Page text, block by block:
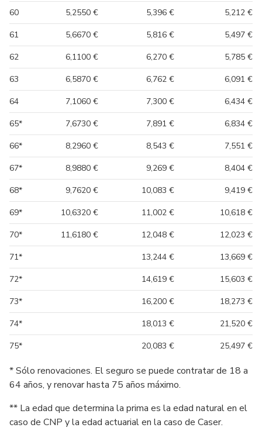
60 5,2550 € 5,396 €
5,212 €
61
5,6670 € 5,816 €
5,497 €
62
6,1100 € 6,270 €
5,785 €
63
6,5870 € 6,762 €
6,091 €
64
7,1060 € 7,300 €
6,434 €
65*
7,6730 € 7,891 €
6,834 €
66*
8,2960 € 8,543 €
7,551 €
67*
8,9880 € 9,269 €
8,404 €
68*
9,7620 € 10,083 €
9,419 €
69*
10,6320 € 11,002 €
10,618 €
70*
11,6180 € 12,048 €
12,023 €
71*
13,244 €
13,669 €
72*
14,619 €
15,603 €
73*
16,200 €
18,273 €
74*
18,013 €
21,520 €
75*
20,083 € 25,497 €
* Sólo renovaciones. El seguro se puede contratar de 18 a
64 años, y renovar hasta 75 años máximo.
** La edad que determina la prima es la edad natural en el
caso de CNP y la edad actuarial en la caso de Caser.